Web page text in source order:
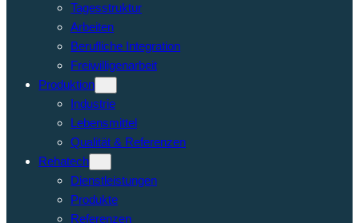
Tagesstruktur
Arbeiten
Berufliche Integration
Freiwilligenarbeit
Produktion
Industrie
Lebensmittel
Qualität & Referenzen
Rehatech
Dienstleistungen
Produkte
Referenzen